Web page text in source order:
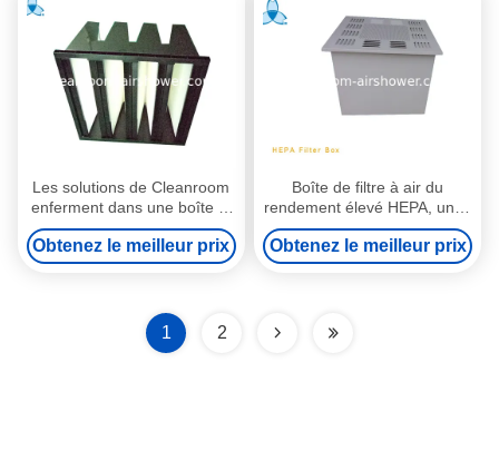
Les solutions de Cleanroom
enferment dans une boîte le
filtre 24x24x12 de banque de
V pour le filtre d'entrée d'air
de turbine à gaz
Obtenez le meilleur prix
Boîte de filtre à air du
rendement élevé HEPA, unité
d'alimentation en air de
HEPA pour la pièce propre
Obtenez le meilleur prix
1 2